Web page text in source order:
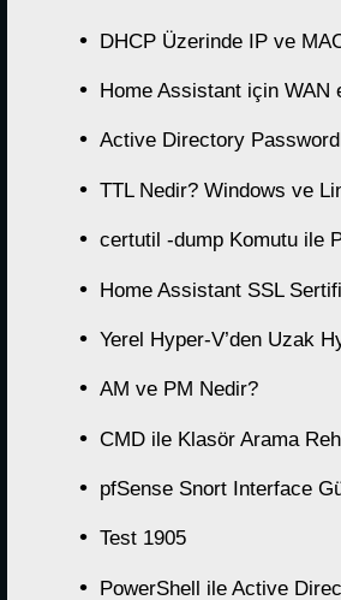
DHCP Üzerinde IP ve
Home Assistant için WAN
Active Directory
TTL Nedir? Windows ve
certutil -dump Komutu ile
Home Assistant SSL
Yerel Hyper-V’den Uzak
AM ve PM Nedir?
CMD ile Klasör Arama
pfSense Snort Interface
Test 1905
PowerShell ile Active